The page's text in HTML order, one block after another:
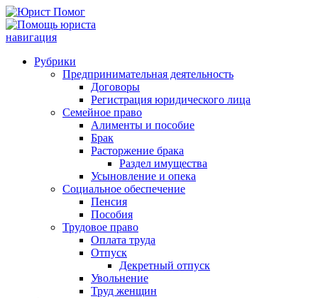
навигация
Рубрики
Предпринимательная деятельность
Договоры
Регистрация юридического лица
Семейное право
Алименты и пособие
Брак
Расторжение брака
Раздел имущества
Усыновление и опека
Социальное обеспечение
Пенсия
Пособия
Трудовое право
Оплата труда
Отпуск
Декретный отпуск
Увольнение
Труд женщин